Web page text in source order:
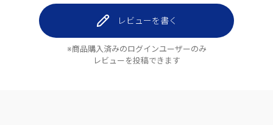
レビューを書く
※商品購入済みのログインユーザーのみ
レビューを投稿できます